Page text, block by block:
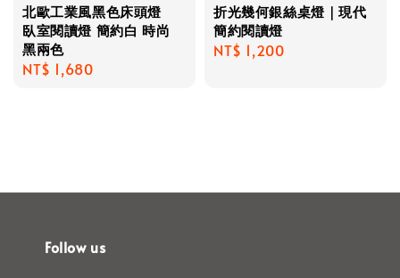
北歐工業風黑色床頭燈
臥室閱讀燈 簡約白 時尚
黑兩色
Regular
NT$ 1,680
折光幾何銀絲桌燈｜現代
簡約閱讀燈
Regular
NT$ 1,200
Follow us